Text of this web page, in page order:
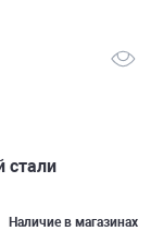
стали
Наличие в магазинах